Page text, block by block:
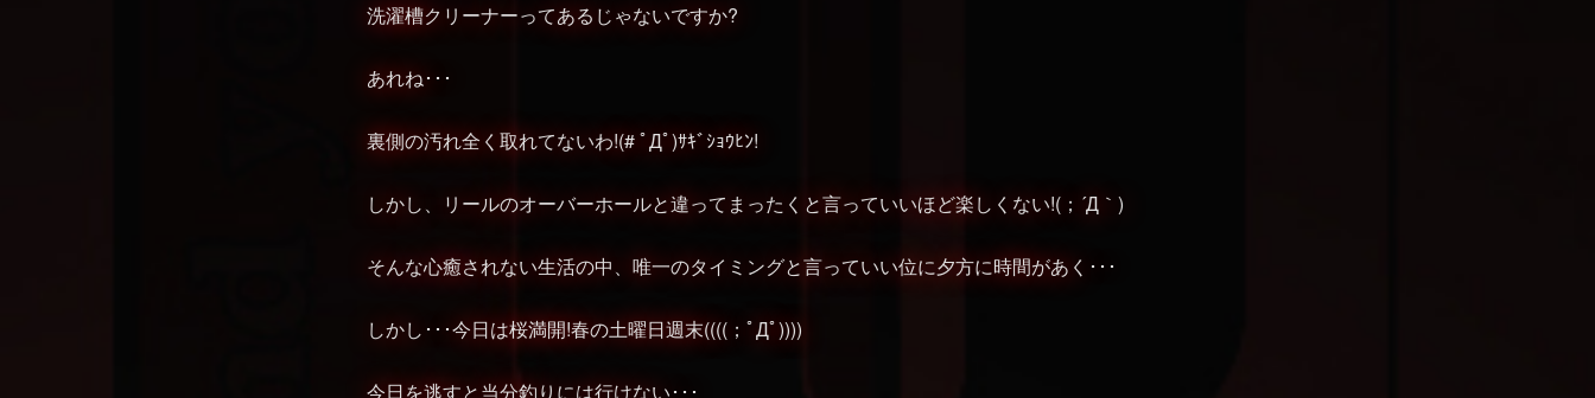
洗濯槽クリーナーってあるじゃないですか?
あれね･･･
裏側の汚れ全く取れてないわ!(# ﾟДﾟ)ｻｷﾞｼｮｳﾋﾝ!
しかし、リールのオーバーホールと違ってまったくと言っていいほど楽しくない!(；´Д｀)
そんな心癒されない生活の中、唯一のタイミングと言っていい位に夕方に時間があく･･･
しかし･･･今日は桜満開!春の土曜日週末((((；ﾟДﾟ))))
今日を逃すと当分釣りには行けない･･･